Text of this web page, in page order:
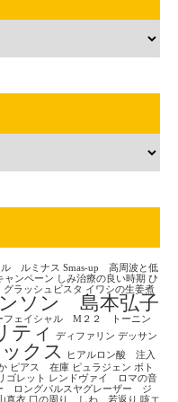
ルミナス Smas-up 高周波と低
ンペーン しみ治療の良い時期 ひ
ラッシュビスタ イワシの生姜煮
ソン 島本弘子
ェイシャル M２２ トーニン
ティ ディファリン デッサン
クス
ヒアルロン酸 注入
ピアス 在庫 ピュラジェン ボト
ゴレット レンドヴァイ ロマの音
ロングパルスヤグレーザー ジ
真衣 口の周り、しわ、若返り 咳エ